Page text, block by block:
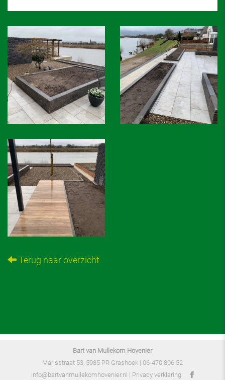
Terug naar overzicht
Bart van Mullekom Hovenier
Marisstraat 53, 5985 PR Grashoek | 06-470 806 52
info@bartvanmullekomhovenier.nl | Privacy verklaring